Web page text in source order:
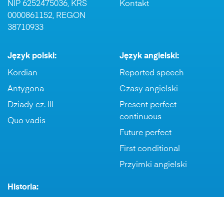
NIP 6252475036, KRS
0000861152, REGON
38710933
Kontakt
Język polski:
Kordian
Antygona
Dziady cz. III
Quo vadis
Język angielski:
Reported speech
Czasy angielski
Present perfect
continuous
Future perfect
First conditional
Przyimki angielski
Historia: